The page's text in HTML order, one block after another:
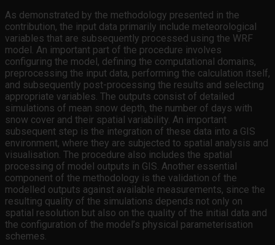
As demonstrated by the methodology presented in the
contribution, the input data primarily include meteorological
variables that are subsequently processed using the WRF
model. An important part of the procedure involves
configuring the model, defining the computational domains,
preprocessing the input data, performing the calculation itself,
and subsequently post-processing the results and selecting
appropriate variables. The outputs consist of detailed
simulations of mean snow depth, the number of days with
snow cover and their spatial variability. An important
subsequent step is the integration of these data into a GIS
environment, where they are subjected to spatial analysis and
visualisation. The procedure also includes the spatial
processing of model outputs in GIS. Another essential
component of the methodology is the validation of the
modelled outputs against available measurements, since the
resulting quality of the simulations depends not only on
spatial resolution but also on the quality of the initial data and
the configuration of the model’s physical parameterisation
schemes.